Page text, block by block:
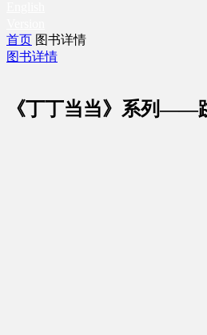
首页 图书详情
图书详情
《丁丁当当》系列——